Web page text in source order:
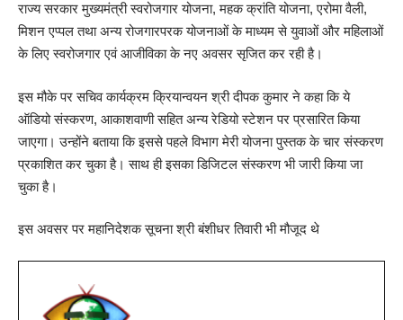
राज्य सरकार मुख्यमंत्री स्वरोजगार योजना, महक क्रांति योजना, एरोमा वैली,
मिशन एप्पल तथा अन्य रोजगारपरक योजनाओं के माध्यम से युवाओं और महिलाओं
के लिए स्वरोजगार एवं आजीविका के नए अवसर सृजित कर रही है।
इस मौके पर सचिव कार्यक्रम क्रियान्वयन श्री दीपक कुमार ने कहा कि ये
ऑडियो संस्करण, आकाशवाणी सहित अन्य रेडियो स्टेशन पर प्रसारित किया
जाएगा। उन्होंने बताया कि इससे पहले विभाग मेरी योजना पुस्तक के चार संस्करण
प्रकाशित कर चुका है। साथ ही इसका डिजिटल संस्करण भी जारी किया जा
चुका है।
इस अवसर पर महानिदेशक सूचना श्री बंशीधर तिवारी भी मौजूद थे